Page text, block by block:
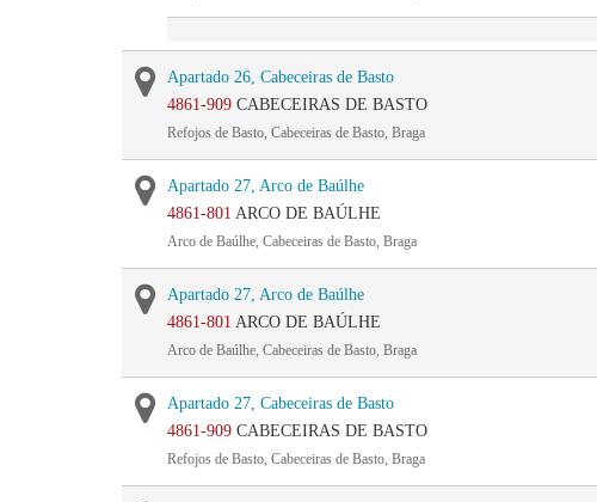
Apartado 26, Cabeceiras de Basto
4861-909 CABECEIRAS DE BASTO
Refojos de Basto, Cabeceiras de Basto, Braga
Apartado 27, Arco de Baúlhe
4861-801 ARCO DE BAÚLHE
Arco de Baúlhe, Cabeceiras de Basto, Braga
Apartado 27, Arco de Baúlhe
4861-801 ARCO DE BAÚLHE
Arco de Baúlhe, Cabeceiras de Basto, Braga
Apartado 27, Cabeceiras de Basto
4861-909 CABECEIRAS DE BASTO
Refojos de Basto, Cabeceiras de Basto, Braga